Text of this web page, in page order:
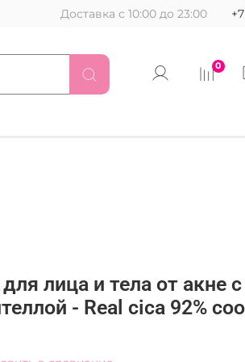
Доставка с 10:00 до 23:00
0
лица и тела от акне с
- Real cica 92% cool